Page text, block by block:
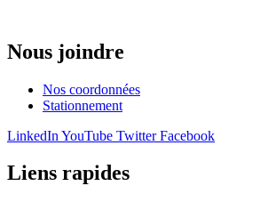
Nous joindre
Nos coordonnées
Stationnement
LinkedIn YouTube Twitter Facebook
Liens rapides